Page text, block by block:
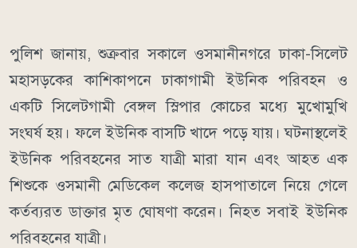
পুলিশ জানায়, শুক্রবার সকালে ওসমানীনগরে ঢাকা-সিলেট
মহাসড়কের কাশিকাপনে ঢাকাগামী ইউনিক পরিবহন ও
একটি সিলেটগামী বেঙ্গল স্লিপার কোচের মধ্যে মুখোমুখি
সংঘর্ষ হয়। ফলে ইউনিক বাসটি খাদে পড়ে যায়। ঘটনাস্থলেই
ইউনিক পরিবহনের সাত যাত্রী মারা যান এবং আহত এক
শিশুকে ওসমানী মেডিকেল কলেজ হাসপাতালে নিয়ে গেলে
কর্তব্যরত ডাক্তার মৃত ঘোষণা করেন। নিহত সবাই ইউনিক
পরিবহনের যাত্রী।